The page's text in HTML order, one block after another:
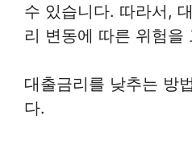
수 있습니다. 따라서,
리 변동에 따른 위험을
대출금리를 낮추는 방
다.